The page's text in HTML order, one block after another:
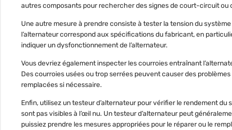
autres composants pour rechercher des signes de court-circuit ou
Une autre mesure à prendre consiste à tester la tension du
l’alternateur correspondaux spécifications du fabricant, en
indiquer un dysfonctionnement de l’alternateur.
Vous devriez également inspecter les courroies entraînant
Des courroies usées ou trop serrées peuvent causer des
remplacées si nécessaire.
Enfin, utilisez un testeur d’alternateur pour vérifier le rendement
sont pas visibles à l’œil nu. Un testeur d’alternateur peut
puissiez prendre les mesures appropriées pour le réparer ou le